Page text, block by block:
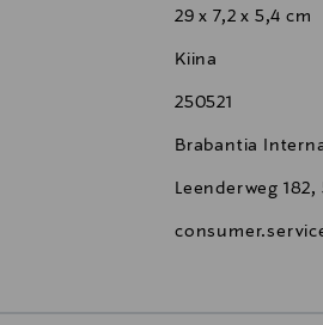
29 x 7,2 x 5,4 cm
Kiina
250521
Brabantia
Leenderweg